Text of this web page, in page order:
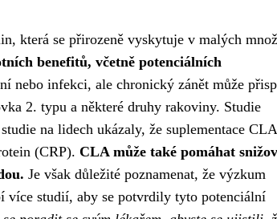
která se přirozeně vyskytuje v malých
benefitů, včetně potenciálních
nebo infekci, ale chronický zánět může
2. typu a některé druhy rakoviny. Studie
na lidech ukázaly, že suplementace
(CRP). CLA může také pomáhat
Je však důležité poznamenat, že výzkum
více studií, aby se potvrdily tyto potenciální